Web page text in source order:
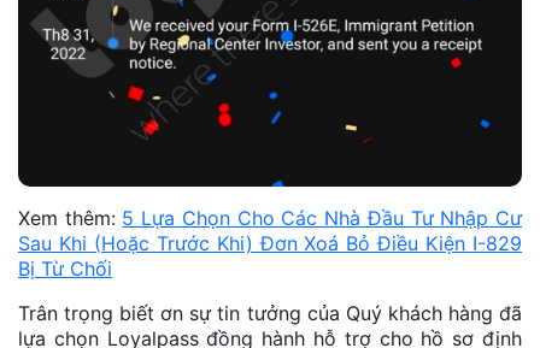
Xem thêm: 5 Lựa Chọn Cho Các Nhà Đầu Tư Nhập Cư
Sau Khi (Hoặc Trước Khi) Đơn Xoá Bỏ Điều Kiện I-829
Bị Từ Chối
Trân trọng biết ơn sự tin tưởng của Quý khách hàng đã
lựa chọn Loyalpass đồng hành hỗ trợ cho hồ sơ định